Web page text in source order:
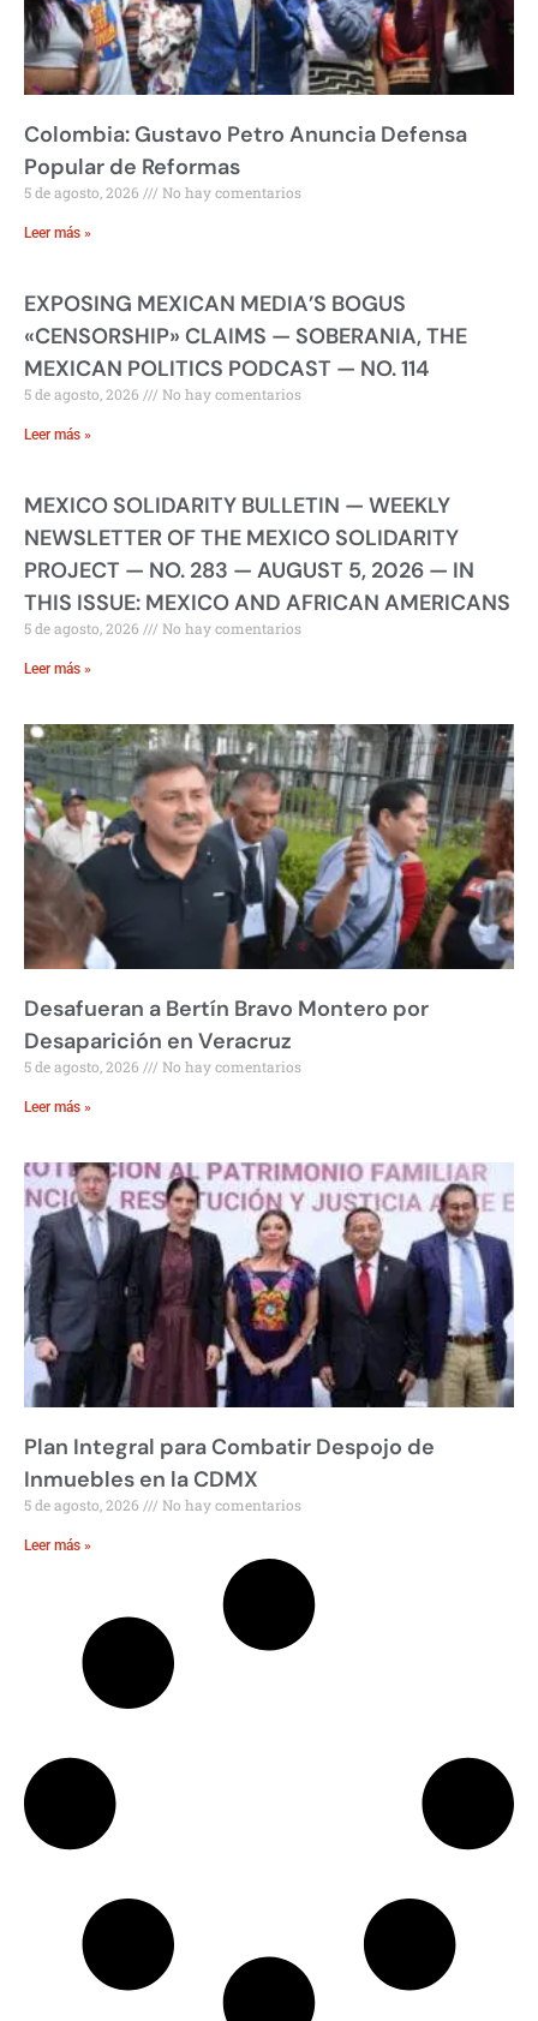
Colombia: Gustavo Petro Anuncia Defensa
Popular de Reformas
5 de agosto, 2026 No hay comentarios
Leer más »
EXPOSING MEXICAN MEDIA’S BOGUS
«CENSORSHIP» CLAIMS — SOBERANIA, THE
MEXICAN POLITICS PODCAST — NO. 114
5 de agosto, 2026 No hay comentarios
Leer más »
MEXICO SOLIDARITY BULLETIN — WEEKLY
NEWSLETTER OF THE MEXICO SOLIDARITY
PROJECT — NO. 283 — AUGUST 5, 2026 — IN
THIS ISSUE: MEXICO AND AFRICAN AMERICANS
5 de agosto, 2026 No hay comentarios
Leer más »
Desafueran a Bertín Bravo Montero por
Desaparición en Veracruz
5 de agosto, 2026 No hay comentarios
Leer más »
Plan Integral para Combatir Despojo de
Inmuebles en la CDMX
5 de agosto, 2026 No hay comentarios
Leer más »